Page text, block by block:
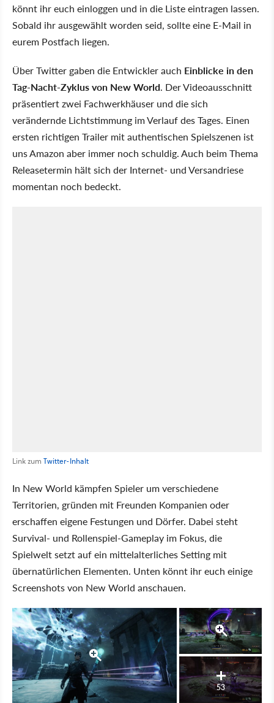
könnt ihr euch einloggen und in die Liste eintragen lassen.
Sobald ihr ausgewählt worden seid, sollte eine E-Mail in
eurem Postfach liegen.
Über Twitter gaben die Entwickler auch Einblicke in den
Tag-Nacht-Zyklus von New World. Der Videoausschnitt
präsentiert zwei Fachwerkhäuser und die sich
verändernde Lichtstimmung im Verlauf des Tages. Einen
ersten richtigen Trailer mit authentischen Spielszenen ist
uns Amazon aber immer noch schuldig. Auch beim Thema
Releasetermin hält sich der Internet- und Versandriese
momentan noch bedeckt.
Link zum Twitter-Inhalt
In New World kämpfen Spieler um verschiedene
Territorien, gründen mit Freunden Kompanien oder
erschaffen eigene Festungen und Dörfer. Dabei steht
Survival- und Rollenspiel-Gameplay im Fokus, die
Spielwelt setzt auf ein mittelalterliches Setting mit
übernatürlichen Elementen. Unten könnt ihr euch einige
Screenshots von New World anschauen.
53